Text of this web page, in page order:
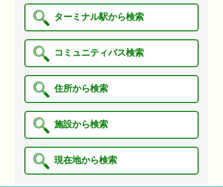
ターミナル駅から検索
コミュニティバス検索
住所から検索
施設から検索
現在地から検索